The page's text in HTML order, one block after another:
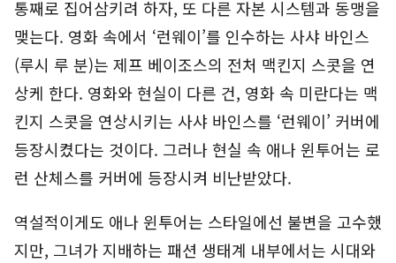
통째로 집어삼키려 하자, 또 다른 자본 시스템과 동맹을
맺는다. 영화 속에서 ‘런웨이’를 인수하는 사샤 바인스
(루시 루 분)는 제프 베이조스의 전처 맥킨지 스콧을 연
상케 한다. 영화와 현실이 다른 건, 영화 속 미란다는 맥
킨지 스콧을 연상시키는 사샤 바인스를 ‘런웨이’ 커버에
등장시켰다는 것이다. 그러나 현실 속 애나 윈투어는 로
런 산체스를 커버에 등장시켜 비난받았다.
역설적이게도 애나 윈투어는 스타일에선 불변을 고수했
지만, 그녀가 지배하는 패션 생태계 내부에서는 시대와